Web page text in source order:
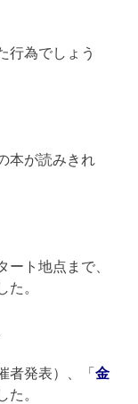
行為でしょう
本が読みきれ
ト地点まで、
た。
者発表）、「金
た。